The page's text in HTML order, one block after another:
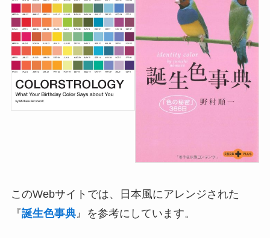
このWebサイトでは、日本風にアレンジされた
『誕生色事典』を参考にしています。